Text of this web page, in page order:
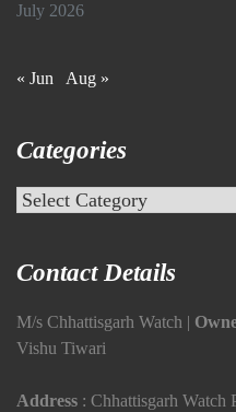
July 2026
« Jun Aug »
Categories
Categories
Contact Details
M/s Chhattisgarh Watch |
Vishu Tiwari
Address : Chhattisgarh Watch